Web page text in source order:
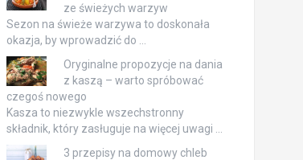
ze świeżych warzyw
Sezon na świeże warzywa to doskonała
okazja, by wprowadzić do …
Oryginalne propozycje na dania
z kaszą – warto spróbować
czegoś nowego
Kasza to niezwykle wszechstronny
składnik, który zasługuje na więcej uwagi …
3 przepisy na domowy chleb